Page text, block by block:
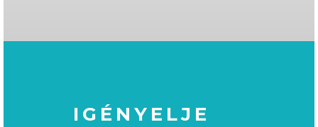
IGÉNYELJE